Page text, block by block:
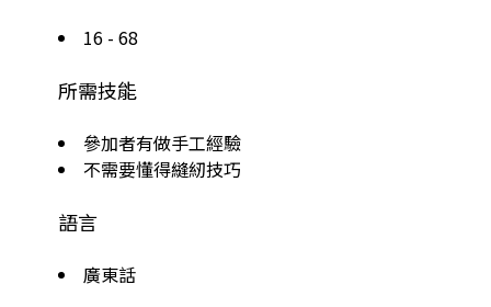
16 - 68
所需技能
參加者有做手工經驗
不需要懂得縫紉技巧
語言
廣東話